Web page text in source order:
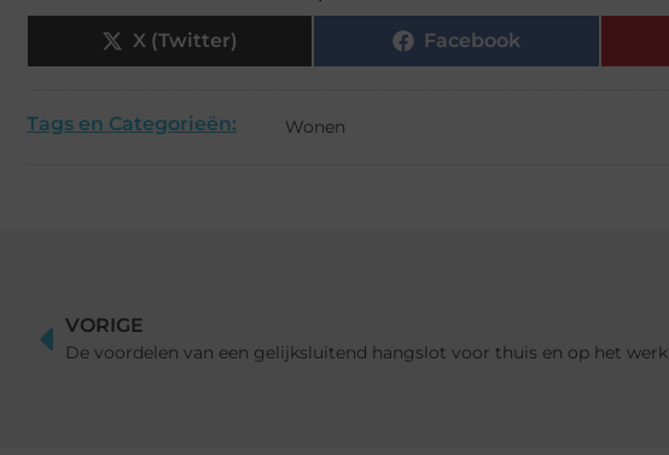
X (Twitter) Facebook
Tags en Categorieën: Wonen
VORIGE
De voordelen van een gelijksluitend hangslot voor thuis en op het werk